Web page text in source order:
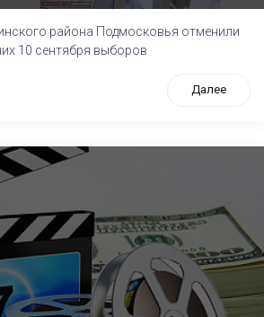
района Подмосковья отменили
10 сентября выборов
Далее